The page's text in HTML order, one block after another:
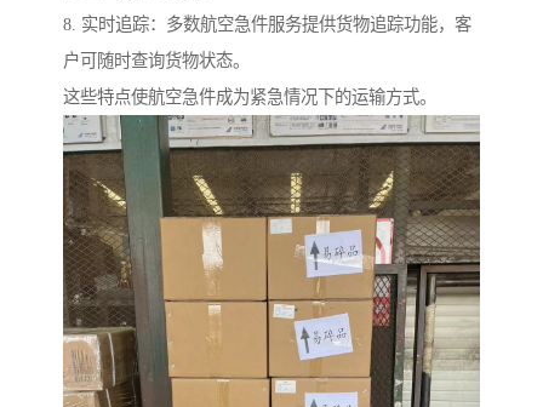
8. 实时追踪：多数航空急件服务提供货物追踪功能，客
户可随时查询货物状态。
这些特点使航空急件成为紧急情况下的运输方式。